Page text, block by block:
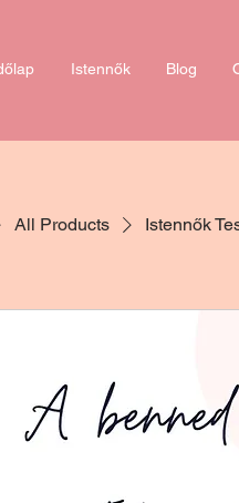
Istennők Blog
All Products Istennők